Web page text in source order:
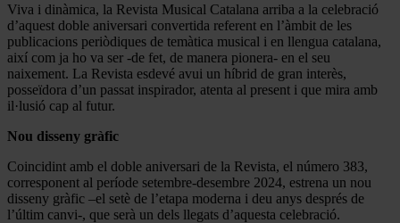
Viva i dinàmica, la Revista Musical Catalana arriba a la celebració
d’aquest doble aniversari convertida referent en l’àmbit de les
publicacions periòdiques de temàtica musical i en llengua catalana,
així com ja ho va ser -de fet, de manera pionera- en el seu
naixement. La Revista esdevé avui un híbrid de gran interès,
posseïdora d’un passat inspirador, atenta al present i que mira amb
il·lusió cap al futur.
Nou disseny gràfic
Coincidint amb el doble aniversari de la Revista, el número 383,
corresponent al període setembre-desembre 2024, estrena un nou
disseny gràfic –el setè de l’etapa moderna i deu anys després de
l’últim canvi-, que serà un dels llegats d’aquesta celebració.